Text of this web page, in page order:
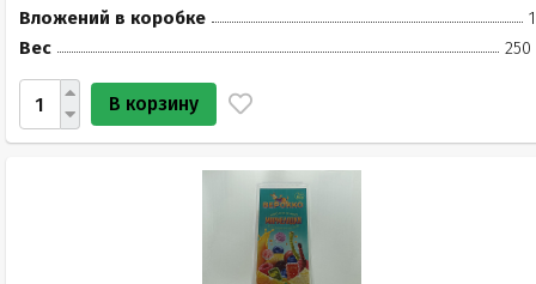
Вложений в коробке
Вес
250
В корзину